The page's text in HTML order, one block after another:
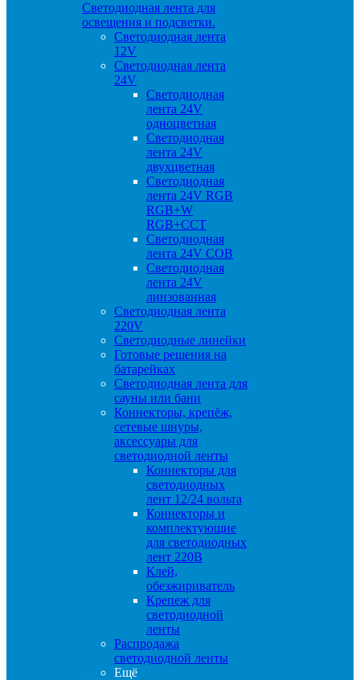
Светодиодная лента для
освещения и подсветки.
Светодиодная лента
12V
Светодиодная лента
24V
Светодиодная
лента 24V
одноцветная
Светодиодная
лента 24V
двухцветная
Светодиодная
лента 24V RGB
RGB+W
RGB+CCT
Светодиодная
лента 24V COB
Светодиодная
лента 24V
линзованная
Светодиодная лента
220V
Светодиодные линейки
Готовые решения на
батарейках
Светодиодная лента для
сауны или бани
Коннекторы, крепёж,
сетевые шнуры,
аксессуары для
светодиодной ленты
Коннекторы для
светодиодных
лент 12/24 вольта
Коннекторы и
комплектующие
для светодиодных
лент 220В
Клей,
обезжириватель
Крепеж для
светодиодной
ленты
Распродажа
светодиодной ленты
Ещё